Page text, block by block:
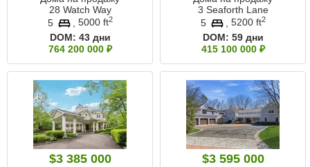
28 Watch Way
5
5000 ft2
DOM: 43 дни
764 200 000 ₽
3 Seaforth Lane
5
5200 ft2
DOM: 59 дни
415 100 000 ₽
$3 385 000 $3 595 000